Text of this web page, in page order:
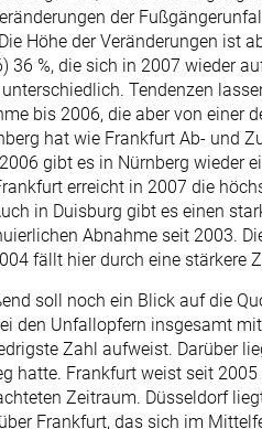
der
Höhe der Veränderungen ist
36 %, die sich in 2007 wieder
Tendenzen
bis 2006, die aber von einer
hat wie Frankfurt Ab- und
gibt es in Nürnberg wieder
erreicht in 2007 die
in Duisburg gibt es einen
Abnahme seit 2003.
fällt hier durch eine stärkere
soll noch ein Blick auf die
den Unfallopfern insgesamt
Zahl aufweist. Darüber
hatte. Frankfurt weist seit
Zeitraum. Düsseldorf
Frankfurt, das sich im